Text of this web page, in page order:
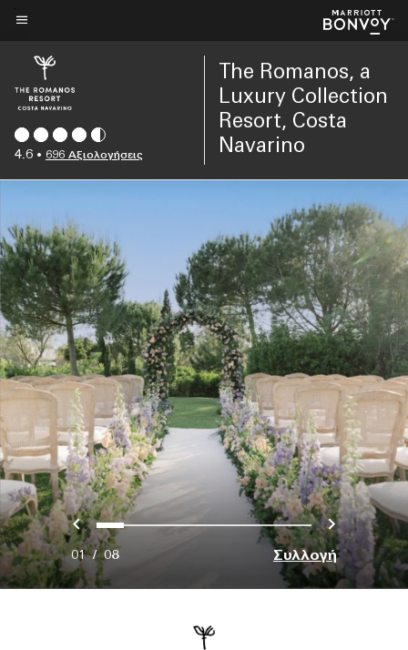
Skip
main
content
4.6 • 696 Αξιολογήσεις
The Romanos, a
Luxury Collection
Resort, Costa
Navarino
Προηγούμενο
0 1 2 3 4 5 6 7
01/08 Συλλογή